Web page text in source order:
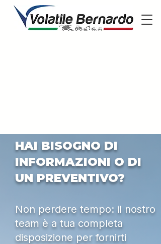
HAI BISOGNO DI
INFORMAZIONI O DI
UN PREVENTIVO?
Non perdere tempo: il nostro
team è a tua completa
disposizione per fornirti